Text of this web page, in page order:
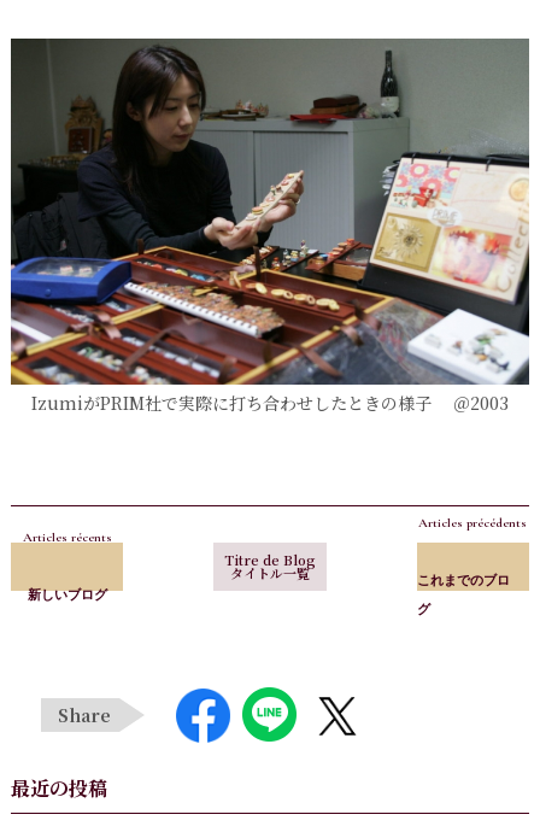
IzumiがPRIM社で実際に打ち合わせしたときの様子 ＠2003
Articles récents
新しいブログ
Titre de Blog
タイトル一覧
Articles précédents
これまでのブロ
グ
Share
最近の投稿